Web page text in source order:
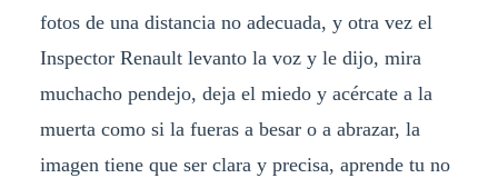
fotos de una distancia no adecuada, y otra vez el
Inspector Renault levanto la voz y le dijo, mira
muchacho pendejo, deja el miedo y acércate a la
muerta como si la fueras a besar o a abrazar, la
imagen tiene que ser clara y precisa, aprende tu no